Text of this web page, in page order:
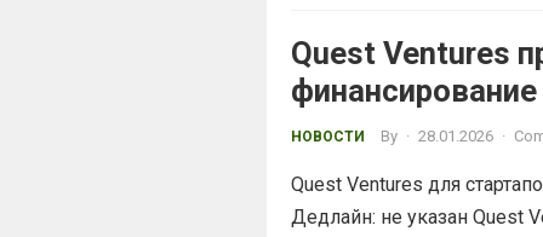
Quest Ventures
НОВОСТИ By · 28.01.2026 ·
Quest Ventures для
Дедлайн: не указан Quest